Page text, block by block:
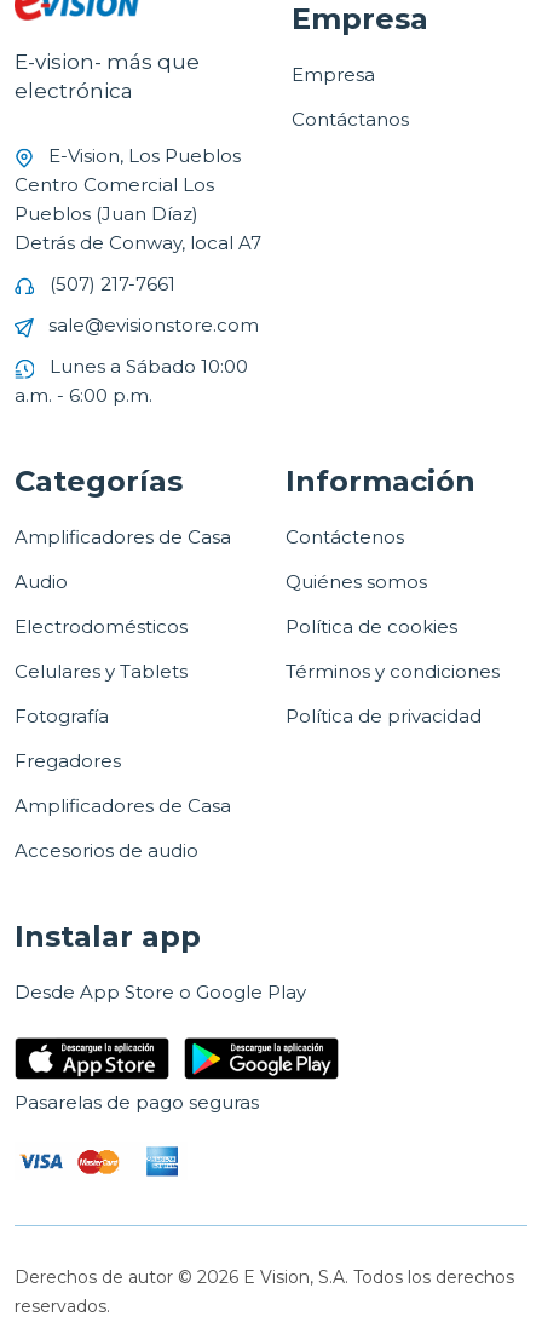
E-vision- más que
electrónica
E-Vision, Los Pueblos
Centro Comercial Los
Pueblos (Juan Díaz)
Detrás de Conway, local A7
(507) 217-7661
sale@evisionstore.com
Lunes a Sábado 10:00
a.m. - 6:00 p.m.
Empresa
Empresa
Contáctanos
Categorías
Amplificadores de Casa
Audio
Electrodomésticos
Celulares y Tablets
Fotografía
Fregadores
Amplificadores de Casa
Accesorios de audio
Información
Contáctenos
Quiénes somos
Política de cookies
Términos y condiciones
Política de privacidad
Instalar app
Desde App Store o Google Play
Pasarelas de pago seguras
Derechos de autor © 2026 E Vision, S.A. Todos los derechos
reservados.